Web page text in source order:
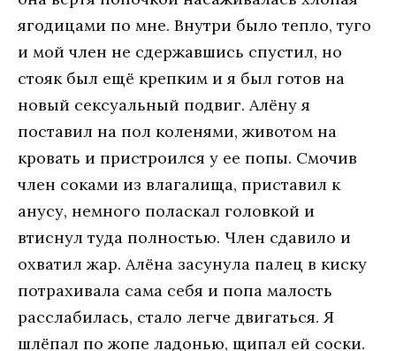
ягодицами по мне. Внутри было тепло, туго
и мой член не сдержавшись спустил, но
стояк был ещё крепким и я был готов на
новый сексуальный подвиг. Алёну я
поставил на пол коленями, животом на
кровать и пристроился у ее попы. Смочив
член соками из влагалища, приставил к
анусу, немного поласкал головкой и
втиснул туда полностью. Член сдавило и
охватил жар. Алёна засунула палец в киску
потрахивала сама себя и попа малость
расслабилась, стало легче двигаться. Я
шлёпал по жопе ладонью, щипал ей соски.